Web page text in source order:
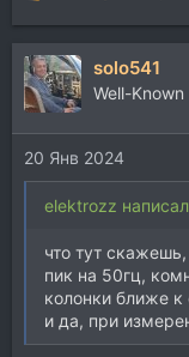
е
а
к
ц
и
и
:
solo541
Well-
20 Янв 2024
elektrozz
что тут
пик на 50гц,
колонки ближе к
и да, при